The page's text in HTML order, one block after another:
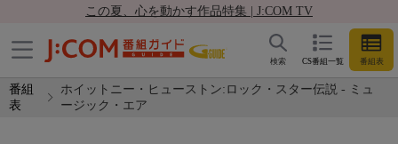
この夏、心を動かす作品特集 | J:COM TV
CS番組一覧 番組表
検索
番組
表
ホイットニー・ヒューストン:ロック・スター伝説 - ミュ
ージック・エア